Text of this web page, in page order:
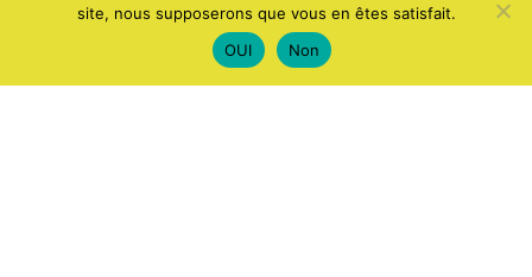
site, nous supposerons que vous en êtes satisfait.
OUI
Non